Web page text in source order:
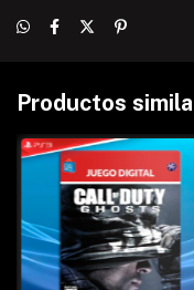
Productos